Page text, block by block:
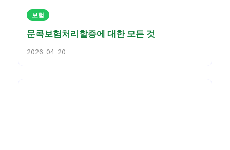
보험
문콕보험처리할증에 대한 모든 것
2026-04-20